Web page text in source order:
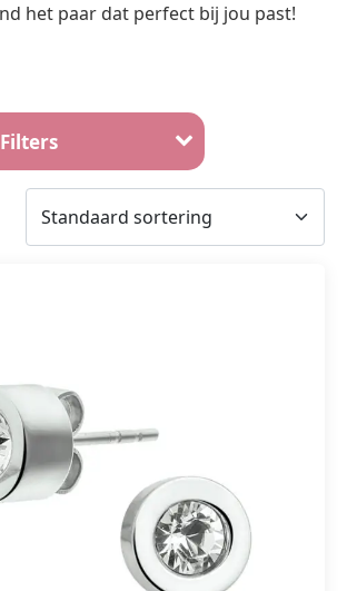
het paar dat perfect bij jou past!
Filters